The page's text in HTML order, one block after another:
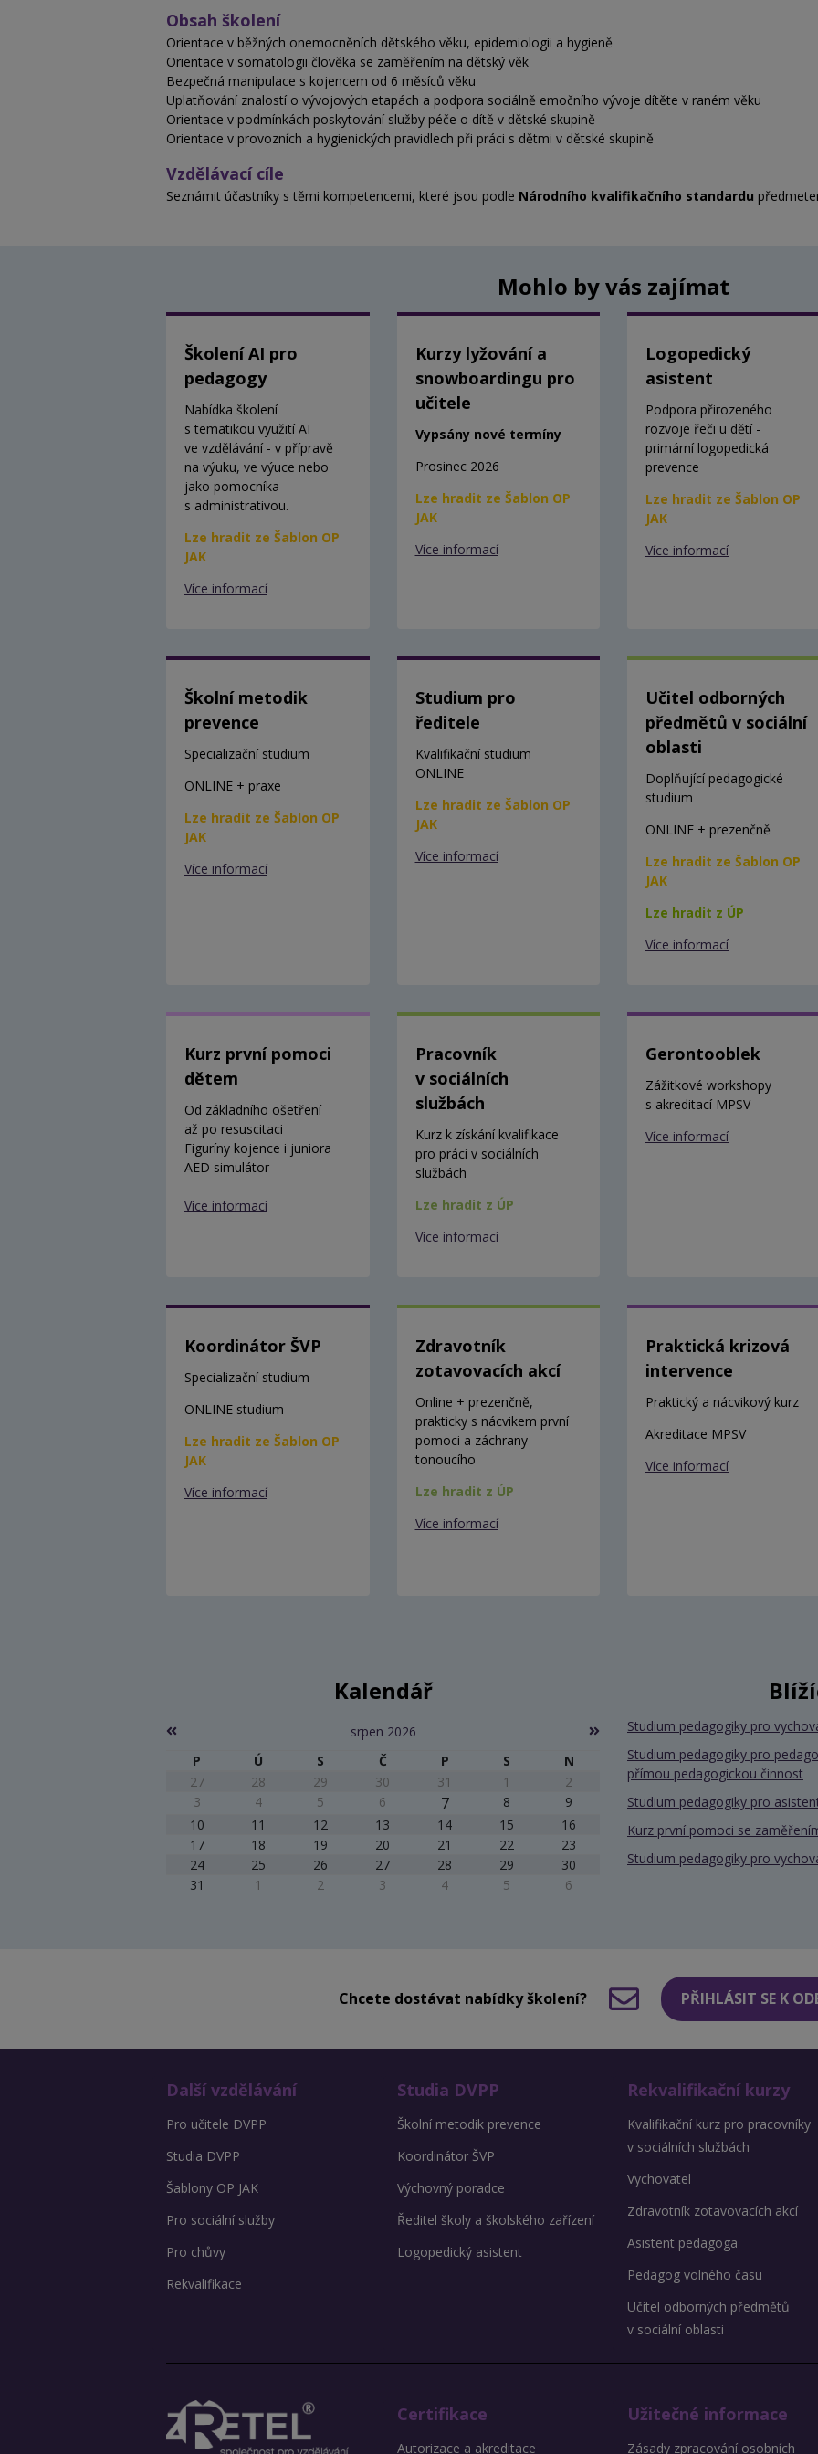
Obsah školení
Orientace v běžných onemocněních dětského věku, epidemiologii a hygieně
Orientace v somatologii člověka se zaměřením na dětský věk
Bezpečná manipulace s kojencem od 6 měsíců věku
Uplatňování znalostí o vývojových etapách a podpora sociálně emočního vývoje dítěte v raném věku
Orientace v podmínkách poskytování služby péče o dítě v dětské skupině
Orientace v provozních a hygienických pravidlech při práci s dětmi v dětské skupině
Vzdělávací cíle
Seznámit účastníky s těmi kompetencemi, které jsou podle Národního kvalifikačního standardu
Mohlo by vás zajímat
Školení AI pro
pedagogy
Nabídka školení
s tematikou využití AI
ve vzdělávání - v přípravě
na výuku, ve výuce nebo
jako pomocníka
s administrativou.
Lze hradit ze Šablon OP
JAK
Více informací
Kurzy lyžování a
snowboardingu pro
učitele
Vypsány nové termíny
Prosinec 2026
Lze hradit ze Šablon OP
JAK
Více informací
Logopedický
asistent
Podpora přirozeného
rozvoje řeči u dětí -
primární logopedická
prevence
Lze hradit ze Šablon OP
JAK
Více informací
Školní metodik
prevence
Specializační studium
ONLINE + praxe
Lze hradit ze Šablon OP
JAK
Více informací
Studium pro
ředitele
Kvalifikační studium
ONLINE
Lze hradit ze Šablon OP
JAK
Více informací
Učitel odborných
předmětů v sociální
oblasti
Doplňující pedagogické
studium
ONLINE + prezenčně
Lze hradit ze Šablon OP
JAK
Lze hradit z ÚP
Více informací
Kurz první pomoci
dětem
Od základního ošetření
až po resuscitaci
Figuríny kojence i juniora
AED simulátor
Více informací
Pracovník
v sociálních
službách
Kurz k získání kvalifikace
pro práci v sociálních
službách
Lze hradit z ÚP
Více informací
Gerontooblek
Zážitkové workshopy
s akreditací MPSV
Více informací
Koordinátor ŠVP
Specializační studium
ONLINE studium
Lze hradit ze Šablon OP
JAK
Více informací
Zdravotník
zotavovacích akcí
Online + prezenčně,
prakticky s nácvikem první
pomoci a záchrany
tonoucího
Lze hradit z ÚP
Více informací
Praktická krizová
intervence
Praktický a nácvikový kurz
Akreditace MPSV
Více informací
Kalendář
srpen 2026
P
Ú S Č P S
N
27
28 29 30 31 1
2
3
4 5 6 7 8
9
10
11 12 13 14 15
16
17
18 19 20 21 22
23
24
25 26 27 28 29
30
31
1 2 3 4 5 6
Studium pedagogiky pro
Studium pedagogiky pro
přímou pedagogickou činnost
Studium pedagogiky pro
Kurz první pomoci se
Studium pedagogiky pro
Chcete dostávat nabídky školení? PŘIHLÁSIT SE K
Další vzdělávání
Pro učitele DVPP
Studia DVPP
Šablony OP JAK
Pro sociální služby
Pro chůvy
Rekvalifikace
Studia DVPP
Školní metodik prevence
Koordinátor ŠVP
Výchovný poradce
Ředitel školy a školského zařízení
Logopedický asistent
Rekvalifikační kurzy
Kvalifikační kurz pro pracovníky
v sociálních službách
Vychovatel
Zdravotník zotavovacích akcí
Asistent pedagoga
Pedagog volného času
Učitel odborných předmětů
v sociální oblasti
Certifikace
Autorizace a akreditace
Užitečné informace
Zásady zpracování osobních